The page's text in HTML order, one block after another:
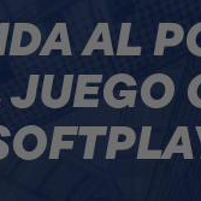
AL